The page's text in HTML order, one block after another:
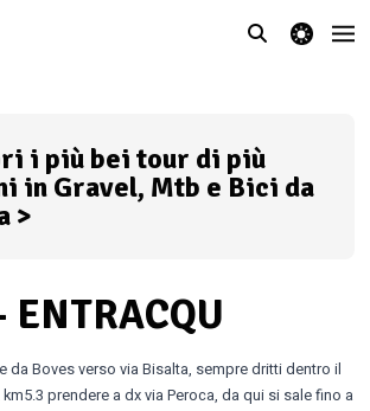
theme switcher
i più bei tour di più
in Gravel, Mtb e Bici da
>
ENTRACQU
da Boves verso via Bisalta, sempre dritti dentro il
prendere a dx via Peroca, da qui si sale fino a